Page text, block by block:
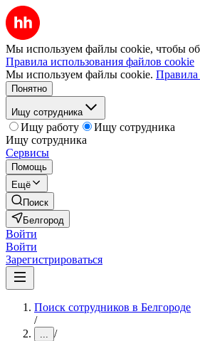
Мы используем файлы cookie, чтобы
Правила использования файлов cookie
Мы используем файлы cookie. Правила
Понятно
Ищу сотрудника
Ищу работу
Ищу сотрудника
Ищу сотрудника
Сервисы
Помощь
Ещё
Поиск
Белгород
Войти
Войти
Зарегистрироваться
Поиск сотрудников в Белгороде
/
... /